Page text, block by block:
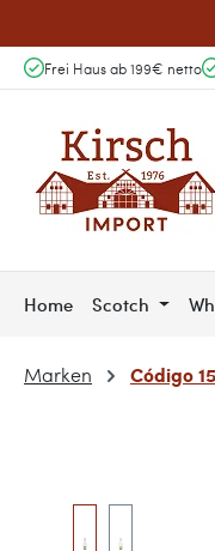
Frei Haus ab 199€ netto
Home Scotch
Marken Código